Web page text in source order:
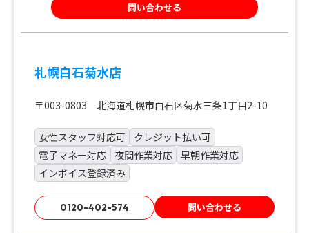
問い合わせる
札幌白石菊水店
〒003-0803 北海道札幌市白石区菊水三条1丁目2-10
女性スタッフ対応可
クレジット払い可
電子マネー対応
夜間作業対応 早朝作業対応
インボイス登録済み
0120-402-574 問い合わせる